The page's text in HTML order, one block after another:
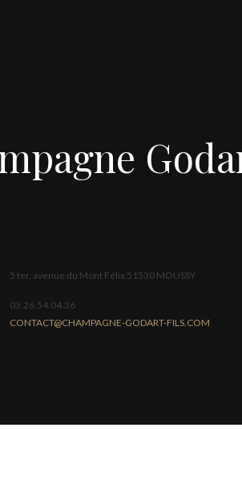
5 ter, avenue du Mont Félix 51530 MOUSSY
03.26.54.04.36
CONTACT@CHAMPAGNE-GODART-FILS.COM